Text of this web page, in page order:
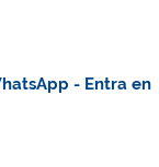
- Entra en